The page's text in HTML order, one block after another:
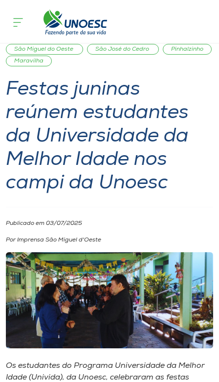
Cursos
Onde estamos
Pesquisa
Atendimento ao Estudante
Portal de Ensino
Unoesc
I.nova
Diplomados
Cultura
Extensão
São Miguel do Oeste
São José do Cedro
Pinhalzinho
Maravilha
Festas juninas
reúnem estudantes
da Universidade da
Melhor Idade nos
campi da Unoesc
Publicado em 03/07/2025
Por Imprensa São Miguel d'Oeste
Os estudantes do Programa Universidade da Melhor
Idade (Univida), da Unoesc, celebraram as festas